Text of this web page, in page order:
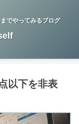
でやってみるブログ
以下を非表